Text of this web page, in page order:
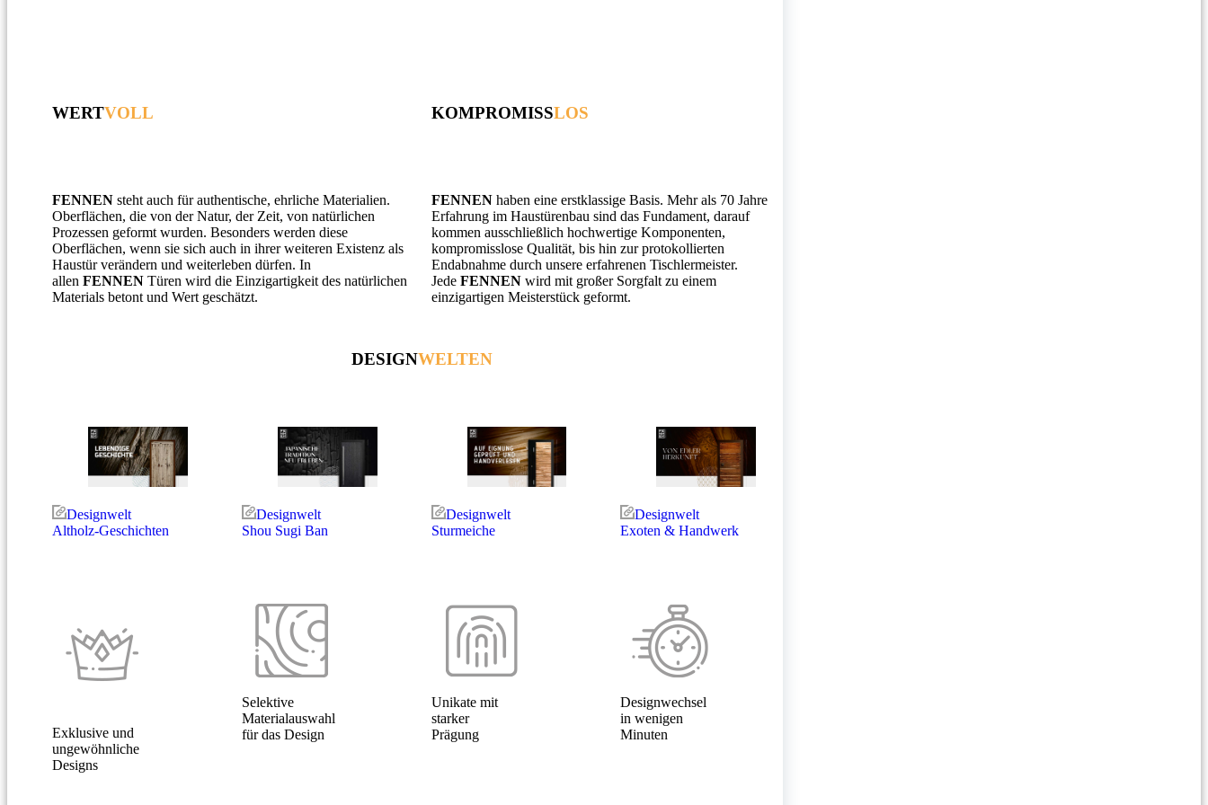
WERTVOLL KOMPROMISSLOS
FENNEN steht auch für authentische, ehrliche Materialien.
Oberflächen, die von der Natur, der Zeit, von natürlichen
Prozessen geformt wurden. Besonders werden diese
Oberflächen, wenn sie sich auch in ihrer weiteren Existenz als
Haustür verändern und weiterleben dürfen. In
allen FENNEN Türen wird die Einzigartigkeit des natürlichen
Materials betont und Wert geschätzt.
FENNENhaben eine erstklassige Basis. Mehr als 70 Jahre
Erfahrung im Haustürenbau sind das Fundament, darauf
kommen ausschließlich hochwertige Komponenten,
kompromisslose Qualität, bis hin zur protokollierten
Endabnahme durch unsere erfahrenen Tischlermeister.
Jede FENNENwird mit großer Sorgfalt zu einem
einzigartigen Meisterstück geformt.
DESIGNWELTEN
Designwelt
Altholz-Geschichten
Designwelt
Shou Sugi Ban
Designwelt
Sturmeiche
Designwelt
Exoten & Handwerk
Exklusive und
ungewöhnliche
Designs
Selektive
Materialauswahl
für das Design
Unikate mit
starker
Prägung
Designwechsel
in wenigen
Minuten